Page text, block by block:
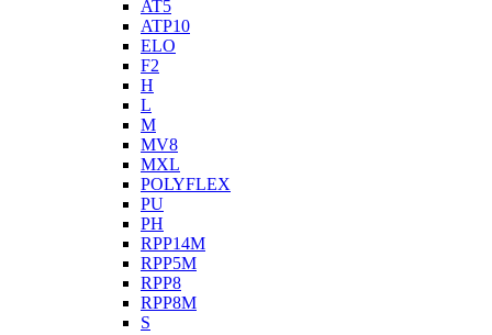
AT5
ATP10
ELO
F2
H
L
M
MV8
MXL
POLYFLEX
PU
PH
RPP14M
RPP5M
RPP8
RPP8M
S